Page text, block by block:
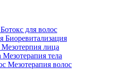
Ботокс для волос
Биоревитализация
Мезотерпия лица
Мезотерапия тела
Мезотерапия волос